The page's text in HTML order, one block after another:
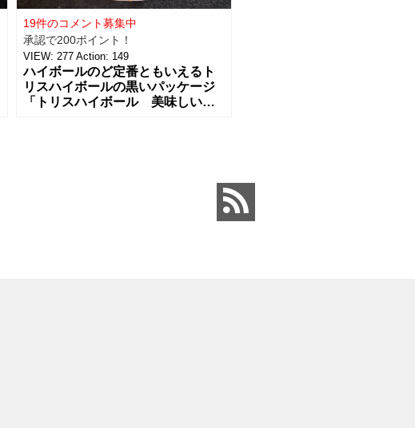
19件のコメント募集中
承認で200ポイント！
VIEW: 277 Action: 149
ハイボールのど定番ともいえるト
リスハイボールの黒いパッケージ
「トリスハイボール 美味しい濃